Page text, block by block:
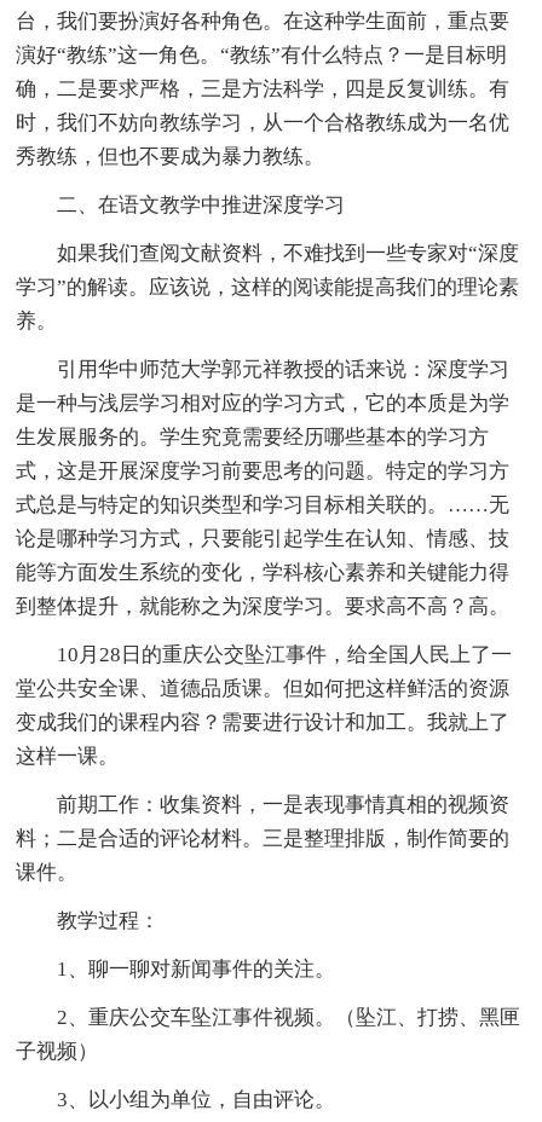
台，我们要扮演好各种角色。在这种学生面前，重点要
演好“教练”这一角色。“教练”有什么特点？一是目标明
确，二是要求严格，三是方法科学，四是反复训练。有
时，我们不妨向教练学习，从一个合格教练成为一名优
秀教练，但也不要成为暴力教练。
二、在语文教学中推进深度学习
如果我们查阅文献资料，不难找到一些专家对“深度
学习”的解读。应该说，这样的阅读能提高我们的理论素
养。
引用华中师范大学郭元祥教授的话来说：深度学习
是一种与浅层学习相对应的学习方式，它的本质是为学
生发展服务的。学生究竟需要经历哪些基本的学习方
式，这是开展深度学习前要思考的问题。特定的学习方
式总是与特定的知识类型和学习目标相关联的。……无
论是哪种学习方式，只要能引起学生在认知、情感、技
能等方面发生系统的变化，学科核心素养和关键能力得
到整体提升，就能称之为深度学习。要求高不高？高。
10月28日的重庆公交坠江事件，给全国人民上了一
堂公共安全课、道德品质课。但如何把这样鲜活的资源
变成我们的课程内容？需要进行设计和加工。我就上了
这样一课。
前期工作：收集资料，一是表现事情真相的视频资
料；二是合适的评论材料。三是整理排版，制作简要的
课件。
教学过程：
1、聊一聊对新闻事件的关注。
2、重庆公交车坠江事件视频。（坠江、打捞、黑匣
子视频）
3、以小组为单位，自由评论。